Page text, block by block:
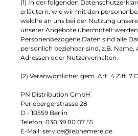
(1) In der folgenden
erläutern, wie wir mit den
welche an uns bei der Nutzung
unserer Angebote übermittelt
Personenbezogene Daten sind alle
persönlich beziehbar sind, z.B. Name,
Adressen oder Nutzerverhalten.
(2) Veranwortlicher gem. Art. 4 Ziff. 7
PN Distribution GmbH
Perlebergerstrasse 28
D - 10559 Berlin
Telefon: 030 39 80 07 55
E-Mail: service@lephemere.de